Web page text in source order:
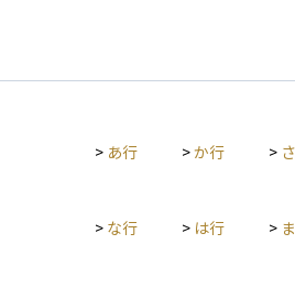
> あ行 >か行 >
> な行 > は行 >